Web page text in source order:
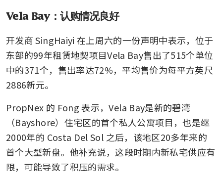
Vela Bay：认购情况良好
开发商 SingHaiyi 在上周六的一份声明中表示，位于
东部的99年租赁地契项目Vela Bay售出了515个单位
中的371个，售出率达72%，平均售价为每平方英尺
2886新元。
PropNex 的 Fong 表示，Vela Bay是新的碧湾
（Bayshore）住宅区的首个私人公寓项目，也是继
2000年的 Costa Del Sol 之后，该地区20多年来的
首个大型新盘。他补充说，这段时期内新私宅供应有
限，可能导致了积压的需求。